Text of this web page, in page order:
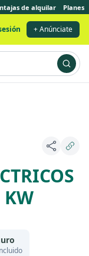
de alquilar Planes
+ Anúnciate
KW